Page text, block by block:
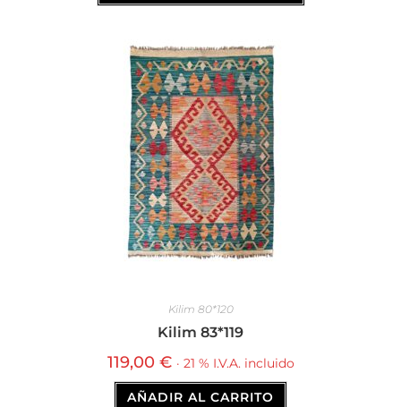
Kilim 80*120
Kilim 83*119
119,00 € · 21 % I.V.A. incluido
AÑADIR AL CARRITO